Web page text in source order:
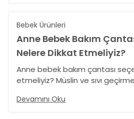
fikirlerini ve doğru hediye
keşfedin.
Bebek Ürünleri
Anne Bebek Bakım
Nelere Dikkat Etmeliyiz?
Anne bebek bakım çantası
etmeliyiz? Müslin ve sıvı
asılabilirlik gibi kritik detayları
ve pratik bir dille anlattık.
Devamını Oku